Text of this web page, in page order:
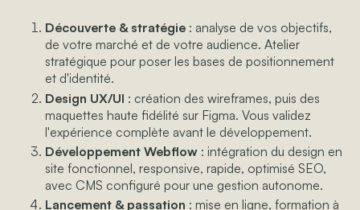
Découverte & stratégie : analyse de vos objectifs,
de votre marché et de votre audience. Atelier
stratégique pour poser les bases de positionnement
et d'identité.
Design UX/UI : création des wireframes, puis des
maquettes haute fidélité sur Figma. Vous validez
l'expérience complète avant le développement.
Développement Webflow : intégration du design en
site fonctionnel, responsive, rapide, optimisé SEO,
avec CMS configuré pour une gestion autonome.
Lancement & passation : mise en ligne, formation à